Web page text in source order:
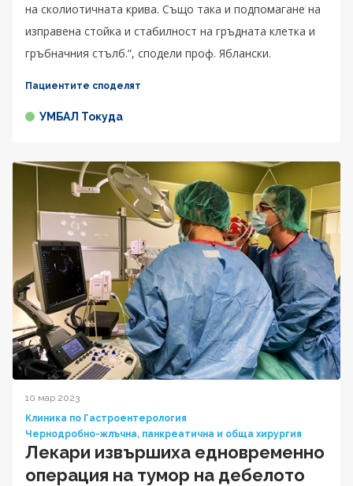
на сколиотичната крива. Също така и подпомагане на
изправена стойка и стабилност на гръдната клетка и
гръбначния стълб.“, сподели проф. Яблански.
Пациентите споделят
УМБАЛ Токуда
10 мар 2023
Клиника по Гастроентерология
Чернодробно-жлъчна, панкреатична и обща хирургия
Лекари извършиха едновременно
операция на тумор на дебелото